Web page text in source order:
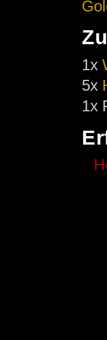
1x
5x
1x